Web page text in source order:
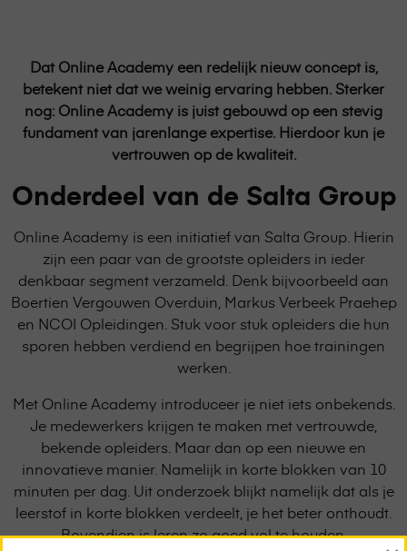
Dat Online Academy een redelijk nieuw concept is,
betekent niet dat we weinig ervaring hebben. Sterker
nog: Online Academy is juist gebouwd op een stevig
fundament van jarenlange expertise. Hierdoor kun je
vertrouwen op de kwaliteit.
Onderdeel van de Salta Group
Online Academy is een initiatief van Salta Group. Hierin
zijn een paar van de grootste opleiders in ieder
denkbaar segment verzameld. Denk bijvoorbeeld aan
Boertien Vergouwen Overduin, Markus Verbeek Praehep
en NCOI Opleidingen. Stuk voor stuk opleiders die hun
sporen hebben verdiend en begrijpen hoe trainingen
werken.
Met Online Academy introduceer je niet iets onbekends.
Je medewerkers krijgen te maken met vertrouwde,
bekende opleiders. Maar dan op een nieuwe en
innovatieve manier. Namelijk in korte blokken van 10
minuten per dag. Uit onderzoek blijkt namelijk dat als je
leerstof in korte blokken verdeelt, je het beter onthoudt.
Bovendien is leren zo goed vol te houden.